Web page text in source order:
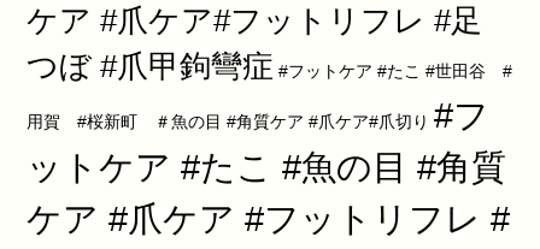
ケア #爪ケア#フットリフレ #足
つぼ #爪甲鉤彎症 #フットケア #たこ #世田谷 #
用賀 #桜新町 ＃魚の目 #角質ケア #爪ケア#爪切り #フ
ットケア #たこ #魚の目 #角質
ケア #爪ケア #フットリフレ #